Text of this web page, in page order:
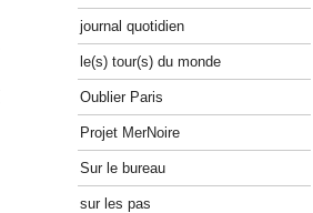
journal quotidien
le(s) tour(s) du monde
Oublier Paris
Projet MerNoire
Sur le bureau
sur les pas